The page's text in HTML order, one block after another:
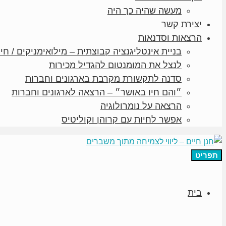
מעשה שהיה כך היה
יצירת קשר
הרצאות וסדנאות
בניית אינטליגנציה קבוצתית – מילואימניקים /
לנצל את המומנטום להגדיל מכירות
סדנה לתקשורת מקרבת בארגונים וחברות
״והם חיו באושר״ – הרצאה לארגונים וחברות
הרצאה על נומרולוגיה
אפשר לחיות עם קרוהן וקוליטיס
תפריט
בית